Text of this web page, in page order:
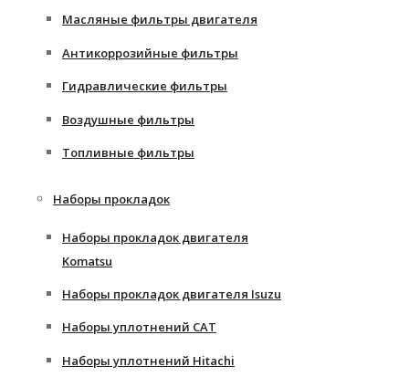
Масляные фильтры двигателя
Антикоррозийные фильтры
Гидравлические фильтры
Воздушные фильтры
Топливные фильтры
Наборы прокладок
Наборы прокладок двигателя
Komatsu
Наборы прокладок двигателя Isuzu
Наборы уплотнений CAT
Наборы уплотнений Hitachi